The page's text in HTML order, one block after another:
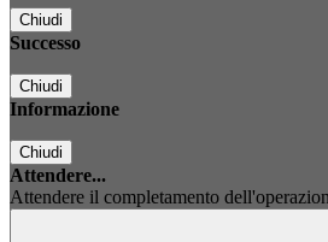
Chiudi
Successo
Chiudi
Informazione
Chiudi
Attendere...
Attendere il completamento